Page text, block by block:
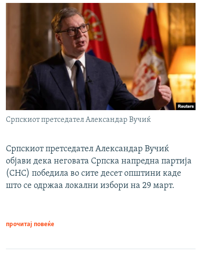
Српскиот претседател Александар Вучиќ
Српскиот претседател Александар Вучиќ
објави дека неговата Српска напредна партија
(СНС) победила во сите десет општини каде
што се одржаа локални избори на 29 март.
прочитај повеќе